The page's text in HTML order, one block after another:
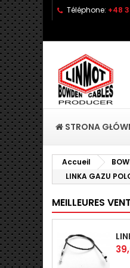
Téléphone: +48
STRONA
Accueil
LINKA GAZU
MEILLEURES
Prix